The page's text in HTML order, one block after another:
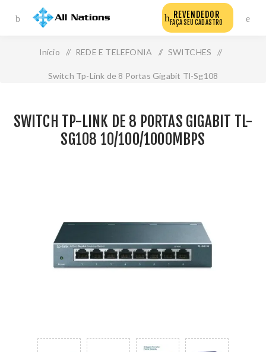
REVENDEDOR
FAÇA SEU CADASTRO
Início / REDE E TELEFONIA / SWITCHES /
Switch Tp-Link de 8 Portas Gigabit Tl-Sg108
SWITCH TP-LINK DE 8 PORTAS GIGABIT TL-
SG108 10/100/1000MBPS